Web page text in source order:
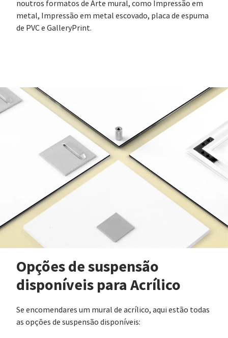
noutros formatos de Arte mural, como Impressão em
metal, Impressão em metal escovado, placa de espuma
de PVC e GalleryPrint.
Opções de suspensão
disponíveis para Acrílico
Se encomendares um mural de acrílico, aqui estão todas
as opções de suspensão disponíveis: